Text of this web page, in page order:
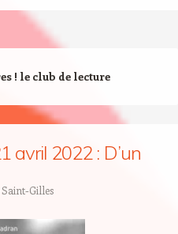
! le club de lecture
avril 2022 : D’un
Gilles